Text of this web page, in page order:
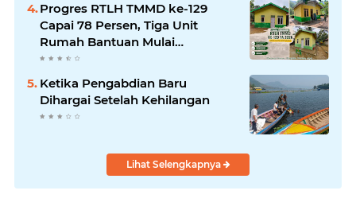
Progres RTLH TMMD ke-129
Capai 78 Persen, Tiga Unit
Rumah Bantuan Mulai
Rampung
Ketika Pengabdian Baru
Dihargai Setelah Kehilangan
Lihat Selengkapnya